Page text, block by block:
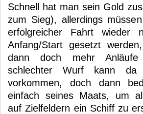
Schnell hat man sein Gold
zum Sieg), allerdings
erfolgreicher Fahrt wieder
Anfang/Start gesetzt
dann doch mehr
schlechter Wurf kann da
vorkommen, doch dann
einfach seines Maats, um
auf Zielfeldern ein Schiff zu